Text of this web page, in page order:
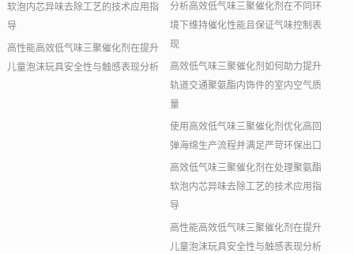
软泡内芯异味去除工艺的技术应用指
导
高性能高效低气味三聚催化剂在提升
儿童泡沫玩具安全性与触感表现分析
分析高效低气味三聚催化剂在不同环
境下维持催化性能且保证气味控制表
现
高效低气味三聚催化剂如何助力提升
轨道交通聚氨酯内饰件的室内空气质
量
使用高效低气味三聚催化剂优化高回
弹海绵生产流程并满足严苛环保出口
高效低气味三聚催化剂在处理聚氨酯
软泡内芯异味去除工艺的技术应用指
导
高性能高效低气味三聚催化剂在提升
儿童泡沫玩具安全性与触感表现分析